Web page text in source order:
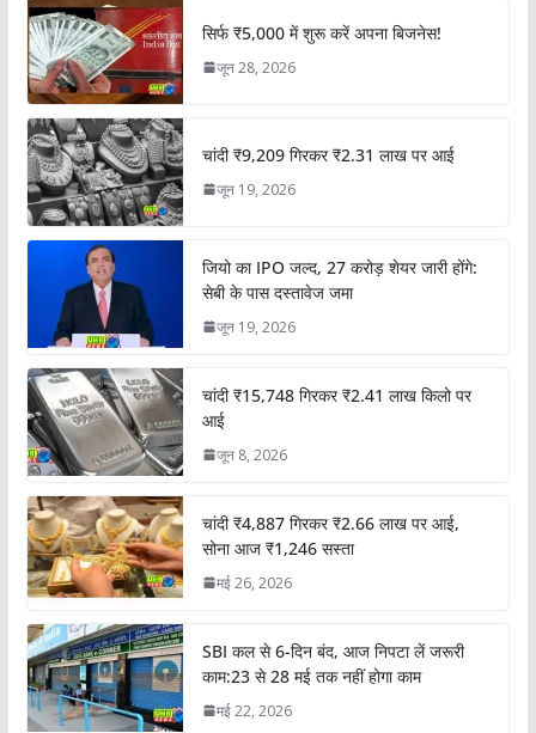
सिर्फ ₹5,000 में शुरू करें अपना बिजनेस!
जून 28, 2026
चांदी ₹9,209 गिरकर ₹2.31 लाख पर आई
जून 19, 2026
जियो का IPO जल्द, 27 करोड़ शेयर जारी होंगे:
सेबी के पास दस्तावेज जमा
जून 19, 2026
चांदी ₹15,748 गिरकर ₹2.41 लाख किलो पर
आई
जून 8, 2026
चांदी ₹4,887 गिरकर ₹2.66 लाख पर आई,
सोना आज ₹1,246 सस्ता
मई 26, 2026
SBI कल से 6-दिन बंद, आज निपटा लें जरूरी
काम:23 से 28 मई तक नहीं होगा काम
मई 22, 2026